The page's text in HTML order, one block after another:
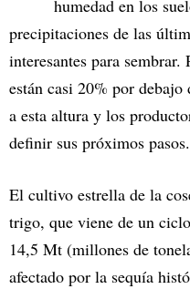
humedad en los
precipitaciones de las
interesantes para
están casi 20% por debajo
a esta altura y los
definir sus próximos pasos.
El cultivo estrella de la
trigo, que viene de un
14,5 Mt (millones de
afectado por la sequía